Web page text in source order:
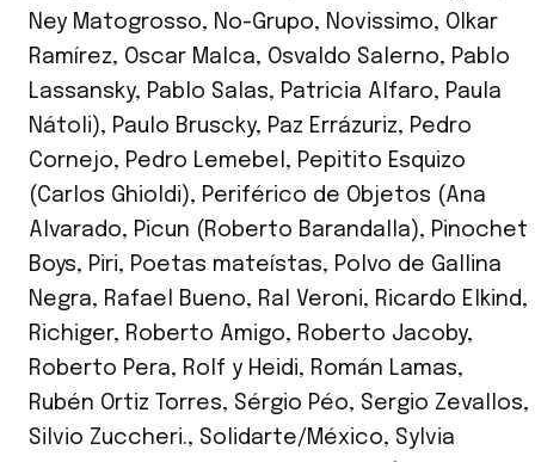
Ney Matogrosso, No-Grupo, Novissimo, Olkar
Ramírez, Oscar Malca, Osvaldo Salerno, Pablo
Lassansky, Pablo Salas, Patricia Alfaro, Paula
Nátoli), Paulo Bruscky, Paz Errázuriz, Pedro
Cornejo, Pedro Lemebel , Pepitito Esquizo
(Carlos Ghioldi), Periférico de Objetos (Ana
Alvarado, Picun (Roberto Barandalla), Pinochet
Boys, Piri, Poetas mateístas, Polvo de Gallina
Negra, Rafael Bueno, Ral Veroni, Ricardo Elkind,
Richiger, Roberto Amigo, Roberto Jacoby,
Roberto Pera, Rolf y Heidi, Román Lamas,
Rubén Ortiz Torres, Sérgio Péo, Sergio Zevallos,
Silvio Zuccheri., Solidarte/México, Sylvia